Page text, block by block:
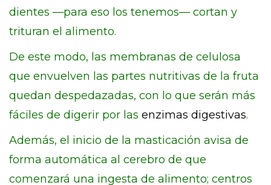
dientes —para eso los tenemos— cortan y
trituran el alimento.
De este modo, las membranas de celulosa
que envuelven las partes nutritivas de la fruta
quedan despedazadas, con lo que serán más
fáciles de digerir por las enzimas digestivas.
Además, el inicio de la masticación avisa de
forma automática al cerebro de que
comenzará una ingesta de alimento; centros